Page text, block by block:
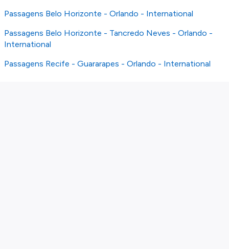
Passagens Belo Horizonte - Orlando - International
Passagens Belo Horizonte - Tancredo Neves - Orlando -
International
Passagens Recife - Guararapes - Orlando - International